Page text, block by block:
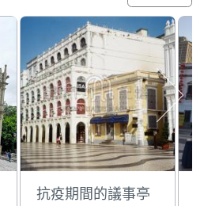
抗疫期間的議事亭